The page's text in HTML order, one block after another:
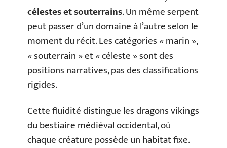
célestes et souterrains. Un même serpent
peut passer d’un domaine à l’autre selon le
moment du récit. Les catégories « marin »,
« souterrain » et « céleste » sont des
positions narratives, pas des classifications
rigides.
Cette fluidité distingue les dragons vikings
du bestiaire médiéval occidental, où
chaque créature possède un habitat fixe.